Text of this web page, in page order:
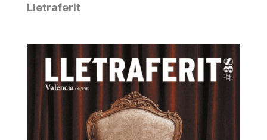
Lletraferit